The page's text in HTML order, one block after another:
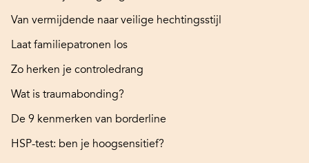
Van vermijdende naar veilige hechtingsstijl
Laat familiepatronen los
Zo herken je controledrang
Wat is traumabonding?
De 9 kenmerken van borderline
HSP-test: ben je hoogsensitief?